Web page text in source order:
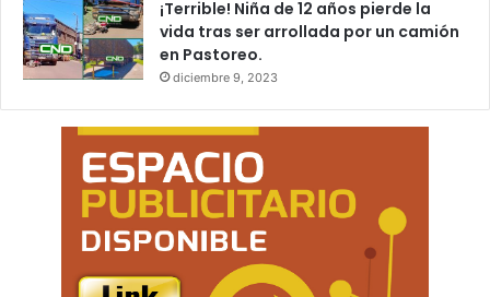
¡Terrible! Niña de 12 años pierde la
vida tras ser arrollada por un camión
en Pastoreo.
diciembre 9, 2023